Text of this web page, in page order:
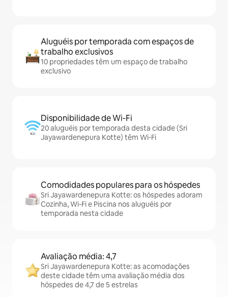
Aluguéis por temporada com espaços de
trabalho exclusivos
10 propriedades têm um espaço de trabalho
exclusivo
Disponibilidade de Wi-Fi
20 aluguéis por temporada desta cidade (Sri
Jayawardenepura Kotte) têm Wi-Fi
Comodidades populares para os hóspedes
Sri Jayawardenepura Kotte: os hóspedes adoram
Cozinha, Wi-Fi e Piscina nos aluguéis por
temporada nesta cidade
Avaliação média: 4,7
Sri Jayawardenepura Kotte: as acomodações
deste cidade têm uma avaliação média dos
hóspedes de 4,7 de 5 estrelas